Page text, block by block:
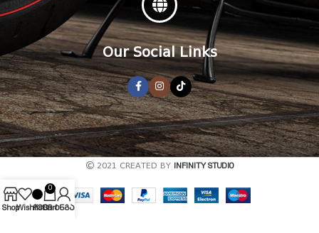
Our Social Links
2021 CREATED BY INFINITY STUDIO
ShopWishlist
0
Cart
ჩემი ანგარიში